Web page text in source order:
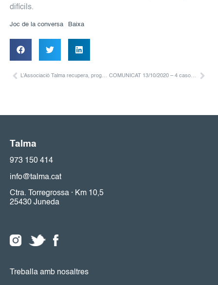
difícils.
Joc de la conversa Baixa
L’Associació Talma recupera, progressivament, l’activitat diürna per a les persones amb necessitats de suport COMUNICAT 13/10/2020 – 4 casos positius i confinament de l’Aula
Talma
973 150 414
info@talma.cat
Ctra. Torregrossa · Km 10,5
25430 Juneda
Treballa amb nosaltres